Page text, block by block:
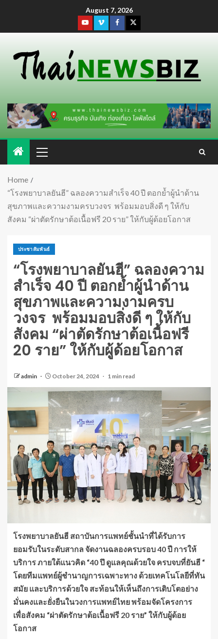
August 7, 2026
Home
“โรงพยาบาลยันฮี” ฉลองความสำเร็จ 40 ปี ตอกย้ำผู้นำด้าน
สุขภาพและความงามครบวงจร พร้อมมอบสิ่งดี ๆ ให้กับ
สังคม “ผ่าตัดรักษาต้อเนื้อฟรี 20 ราย” ให้กับผู้ด้อยโอกาส
ประชาสัมพันธ์
“โรงพยาบาลยันฮี” ฉลองความ
สำเร็จ 40 ปี ตอกย้ำผู้นำด้าน
สุขภาพและความงามครบ
วงจร พร้อมมอบสิ่งดี ๆ ให้กับ
สังคม “ผ่าตัดรักษาต้อเนื้อฟรี
20 ราย” ให้กับผู้ด้อยโอกาส
admin October 24, 2024 1 min read
โรงพยาบาลยันฮี สถาบันการแพทย์ชั้นนำที่ได้รับการ
ยอมรับในระดับสากล จัดงานฉลองครบรอบ 40 ปี การให้
บริการ ภายใต้แนวคิด “40 ปึ ดูแลคุณด้วยใจ ครบจบที่ยันฮี “
โดยทีมแพทย์ผู้ชำนาญการเฉพาะทาง ด้วยเทคโนโลยีที่ทัน
สมัย และบริการด้วยใจ สะท้อนให้เห็นถึงการเติบโตอย่าง
มั่นคงและยั่งยืนในวงการแพทย์ไทย พร้อมจัดโครงการ
เพื่อสังคม “ผ่าตัดรักษาต้อเนื้อฟรี 20 ราย” ให้กับผู้ด้อย
โอกาส